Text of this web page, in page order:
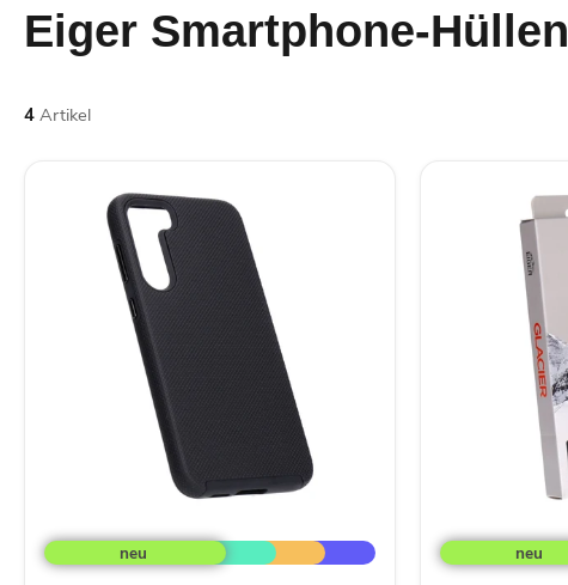
Eiger Smartphone-Hüllen
4 Artikel
Samsung
S23+
Glacier
Case